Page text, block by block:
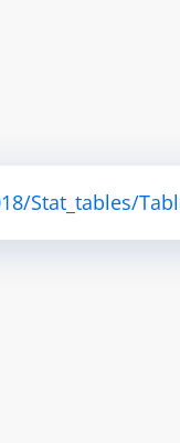
Stat_tables/